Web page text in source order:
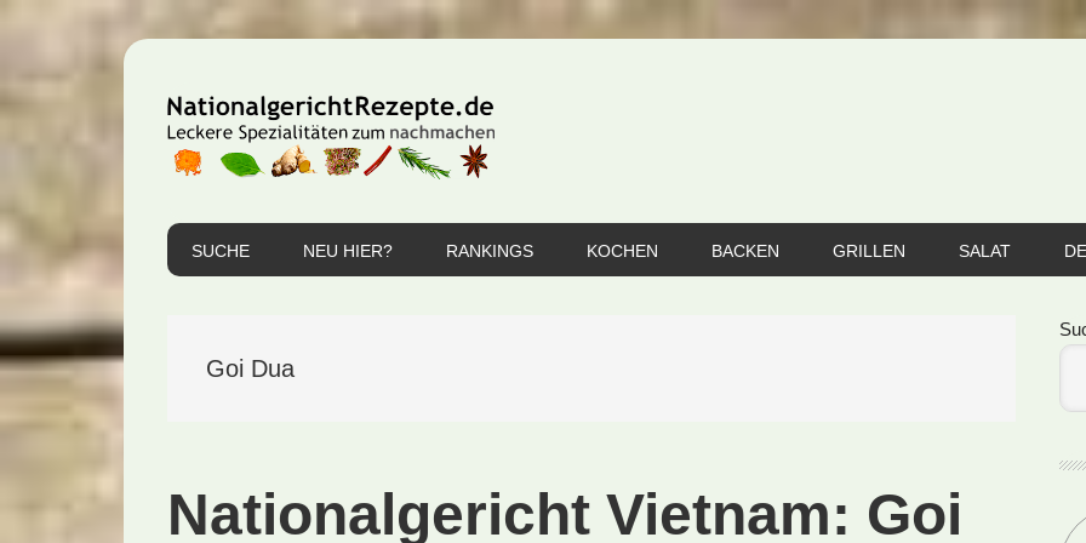
Hauptnavigation
SUCHE NEU HIER? RANKINGS KOCHEN BACKEN GRILLEN SALAT
Goi Dua
Nationalgericht Vietnam: Goi